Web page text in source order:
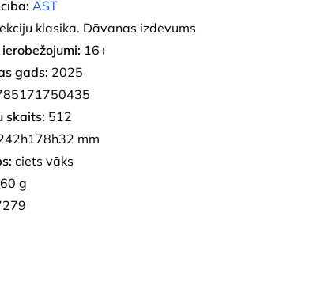
AST
klasika. Dāvanas izdevums
16+
gads: 2025
skaits: 512
mm
ciets vāks
g